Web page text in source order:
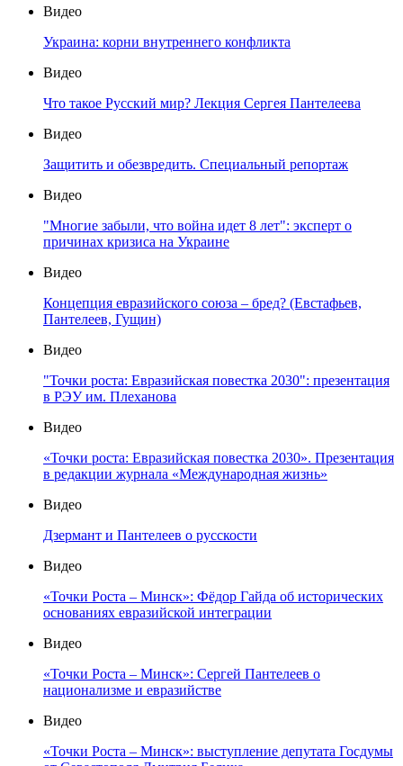
Видео
Украина: корни внутреннего конфликта
Видео
Что такое Русский мир? Лекция Сергея Пантелеева
Видео
Защитить и обезвредить. Специальный репортаж
Видео
"Многие забыли, что война идет 8 лет": эксперт о
причинах кризиса на Украине
Видео
Концепция евразийского союза – бред? (Евстафьев,
Пантелеев, Гущин)
Видео
"Точки роста: Евразийская повестка 2030": презентация
в РЭУ им. Плеханова
Видео
«Точки роста: Евразийская повестка 2030». Презентация
в редакции журнала «Международная жизнь»
Видео
Дзермант и Пантелеев о русскости
Видео
«Точки Роста – Минск»: Фёдор Гайда об исторических
основаниях евразийской интеграции
Видео
«Точки Роста – Минск»: Сергей Пантелеев о
национализме и евразийстве
Видео
«Точки Роста – Минск»: выступление депутата Госдумы